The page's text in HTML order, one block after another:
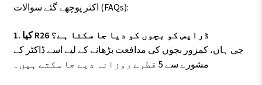
اکثر پوچھے گئے سوالات (FAQs):
1. کیا R26 ڈراپس کو بچوں کو دیا جا سکتا ہے؟
جی ہاں، کمزور بچوں کی مدافعت بڑھانے کے لیے اسے ڈاکٹر کے
مشورے سے 5 قطرے روزانہ دیے جا سکتے ہیں۔